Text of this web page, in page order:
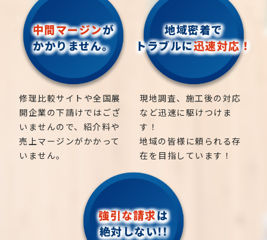
中間マージンが
かかりません。
修理比較サイトや全国展
開企業の下請けではござ
いませんので、紹介料や
売上マージンがかかって
いません。
地域密着で
トラブルに迅速対応！
現地調査、施工後の対応
など迅速に駆けつけま
す！
地域の皆様に頼られる存
在を目指しています！
強引な請求は
絶対しない!!